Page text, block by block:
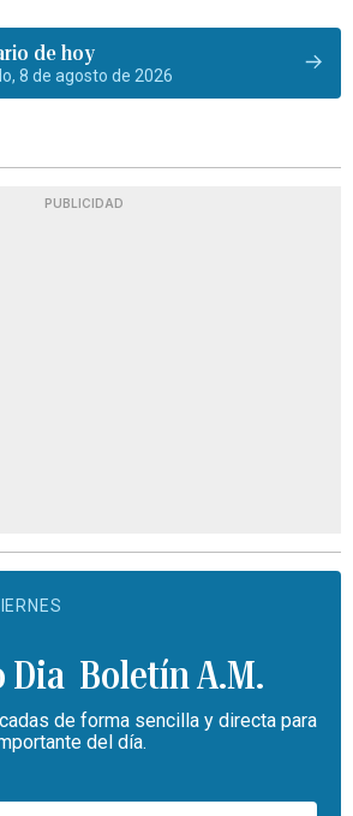
de hoy
8 de agosto de 2026
PUBLICIDAD
Boletín A.M.
de forma sencilla y directa para
del día.